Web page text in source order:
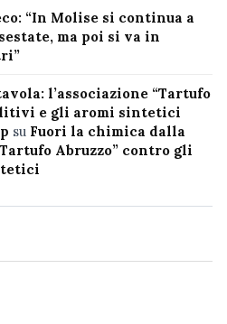
“In Molise si continua a
ma poi si va in
l’associazione “Tartufo
e gli aromi sintetici
su Fuori la chimica dalla
Abruzzo” contro gli